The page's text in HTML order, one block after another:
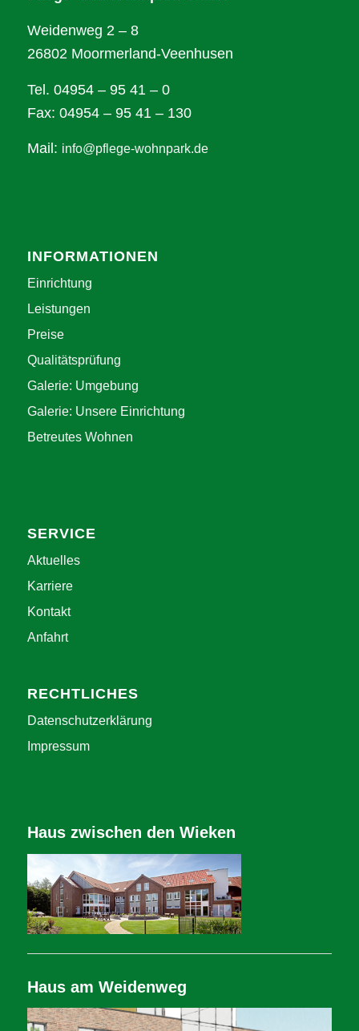
Weidenweg 2 – 8
26802 Moormerland-Veenhusen
Tel. 04954 – 95 41 – 0
Fax: 04954 – 95 41 – 130
Mail: info@pflege-wohnpark.de
INFORMATIONEN
Einrichtung
Leistungen
Preise
Qualitätsprüfung
Galerie: Umgebung
Galerie: Unsere Einrichtung
Betreutes Wohnen
SERVICE
Aktuelles
Karriere
Kontakt
Anfahrt
RECHTLICHES
Datenschutzerklärung
Impressum
Haus zwischen den Wieken
Haus am Weidenweg